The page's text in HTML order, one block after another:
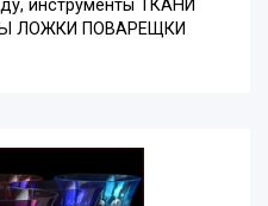
инструменты ТКАНИ
ЛОЖКИ ПОВАРЕЩКИ